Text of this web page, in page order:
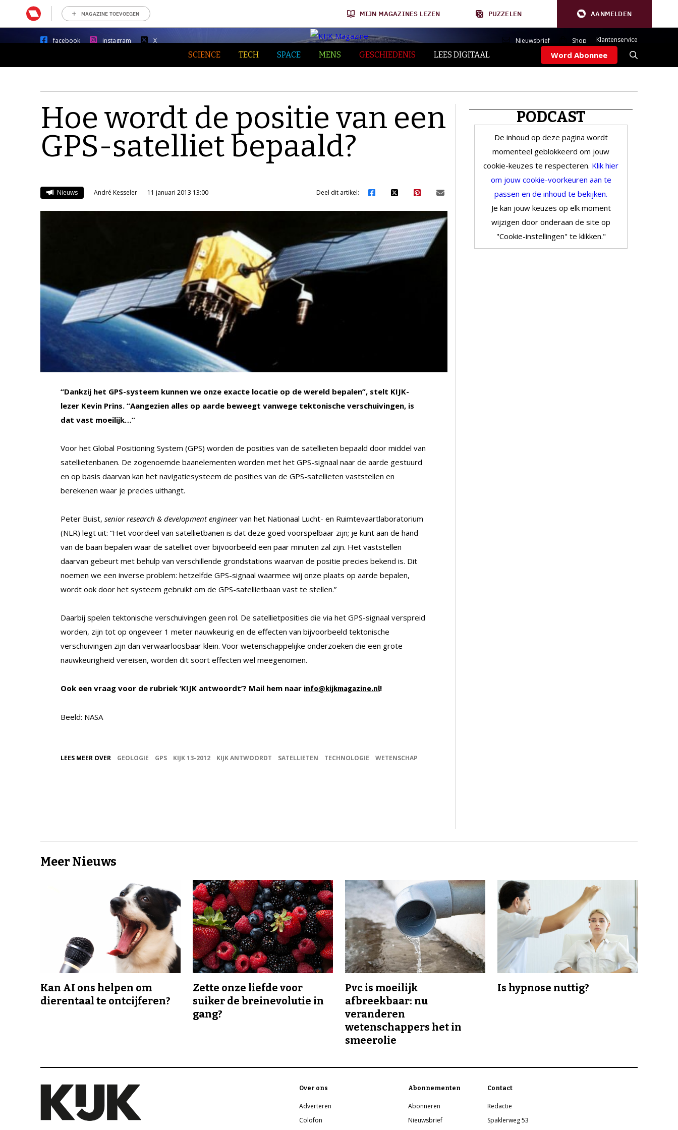
MAGAZINE TOEVOEGEN MIJN MAGAZINES LEZEN PUZZELEN AANMELDEN
facebook instagram X Nieuwsbrief Shop Klantenservice
SCIENCE TECH SPACE MENS GESCHIEDENIS LEES DIGITAAL Word Abonnee
Hoe wordt de positie van een
GPS-satelliet bepaald?
Nieuws André Kesseler 11 januari 2013 13:00 Deel dit artikel:
“Dankzij het GPS-systeem kunnen we onze exacte locatie op de wereld bepalen”, stelt KIJK-
lezer Kevin Prins. “Aangezien alles op aarde beweegt vanwege tektonische verschuivingen, is
dat vast moeilijk…”
Voor het Global Positioning System (GPS) worden de posities van de satellieten bepaald door middel van
satellietenbanen. De zogenoemde baanelementen worden met het GPS-signaal naar de aarde gestuurd
en op basis daarvan kan het navigatiesysteem de posities van de GPS-satellieten vaststellen en
berekenen waar je precies uithangt.
Peter Buist, senior research & development engineervan het Nationaal Lucht- en Ruimtevaartlaboratorium
(NLR) legt uit: “Het voordeel van satellietbanen is dat deze goed voorspelbaar zijn; je kunt aan de hand
van de baan bepalen waar de satelliet over bijvoorbeeld een paar minuten zal zijn. Het vaststellen
daarvan gebeurt met behulp van verschillende grondstations waarvan de positie precies bekend is. Dit
noemen we een inverse problem: hetzelfde GPS-signaal waarmee wij onze plaats op aarde bepalen,
wordt ook door het systeem gebruikt om de GPS-satellietbaan vast te stellen.”
Daarbij spelen tektonische verschuivingen geen rol. De satellietposities die via het GPS-signaal verspreid
worden, zijn tot op ongeveer 1 meter nauwkeurig en de effecten van bijvoorbeeld tektonische
verschuivingen zijn dan verwaarloosbaar klein. Voor wetenschappelijke onderzoeken die een grote
nauwkeurigheid vereisen, worden dit soort effecten wel meegenomen.
Ook een vraag voor de rubriek ‘KIJK antwoordt’? Mail hem naar info@kijkmagazine.nl!
Beeld: NASA
LEES MEER OVER GEOLOGIE GPS KIJK 13-2012 KIJK ANTWOORDT SATELLIETEN TECHNOLOGIE WETENSCHAP
PODCAST
De inhoud op deze pagina wordt
momenteel geblokkeerd om jouw
cookie-keuzes te respecteren. Klik hier
om jouw cookie-voorkeuren aan te
passen en de inhoud te bekijken.
Je kan jouw keuzes op elk moment
wijzigen door onderaan de site op
"Cookie-instellingen" te klikken."
Meer Nieuws
Kan AI ons helpen om
dierentaal te ontcijferen?
Zette onze liefde voor
suiker de breinevolutie in
gang?
Pvc is moeilijk
afbreekbaar: nu
veranderen
wetenschappers het in
smeerolie
Is hypnose nuttig?
Over ons
Adverteren
Colofon
Abonnementen
Abonneren
Nieuwsbrief
Contact
Redactie
Spaklerweg 53